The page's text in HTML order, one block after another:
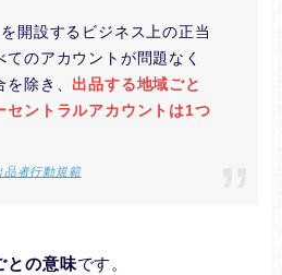
開設するビジネス上の正当
てのアカウントが問題なく
除き、 出品する地域ごと
セントラルアカウントは1つ
品者行動規範
との意味です。